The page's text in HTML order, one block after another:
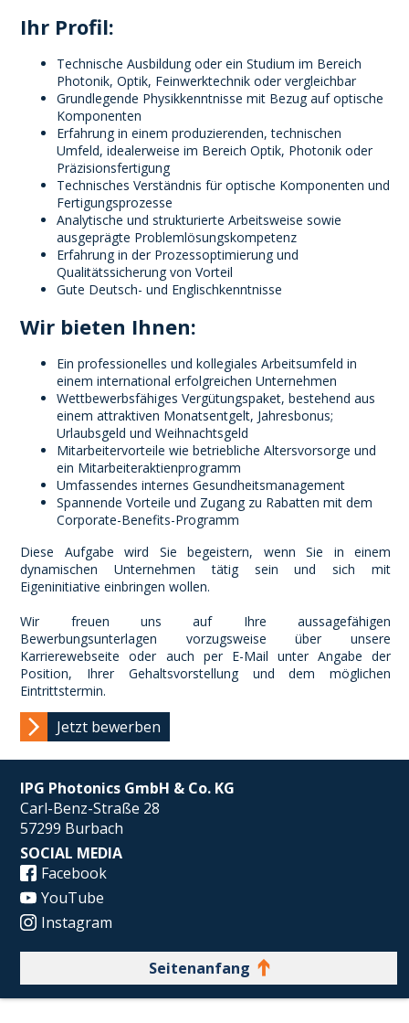
Ihr Profil:
Technische Ausbildung oder ein Studium im Bereich
Photonik, Optik, Feinwerktechnik oder vergleichbar
Grundlegende Physikkenntnisse mit Bezug auf optische
Komponenten
Erfahrung in einem produzierenden, technischen
Umfeld, idealerweise im Bereich Optik, Photonik oder
Präzisionsfertigung
Technisches Verständnis für optische Komponenten und
Fertigungsprozesse
Analytische und strukturierte Arbeitsweise sowie
ausgeprägte Problemlösungskompetenz
Erfahrung in der Prozessoptimierung und
Qualitätssicherung von Vorteil
Gute Deutsch- und Englischkenntnisse
Wir bieten Ihnen:
Ein professionelles und kollegiales Arbeitsumfeld in
einem international erfolgreichen Unternehmen
Wettbewerbsfähiges Vergütungspaket, bestehend aus
einem attraktiven Monatsentgelt, Jahresbonus;
Urlaubsgeld und Weihnachtsgeld
Mitarbeitervorteile wie betriebliche Altersvorsorge und
ein Mitarbeiteraktienprogramm
Umfassendes internes Gesundheitsmanagement
Spannende Vorteile und Zugang zu Rabatten mit dem
Corporate-Benefits-Programm
Diese Aufgabe wird Sie begeistern, wenn Sie in einem
dynamischen Unternehmen tätig sein und sich mit
Eigeninitiative einbringen wollen.
Wir freuen uns auf Ihre aussagefähigen
Bewerbungsunterlagen vorzugsweise über unsere
Karrierewebseite oder auch per E-Mail unter Angabe der
Position, Ihrer Gehaltsvorstellung und dem möglichen
Eintrittstermin.
Jetzt bewerben
IPG Photonics GmbH & Co. KG
Carl-Benz-Straße 28
57299 Burbach
SOCIAL MEDIA
Facebook
YouTube
Instagram
Seitenanfang